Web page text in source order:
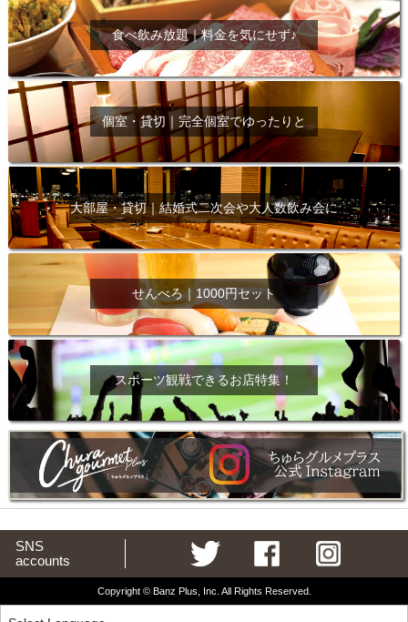
食べ飲み放題｜料金を気にせず♪
個室・貸切｜完全個室でゆったりと
大部屋・貸切｜結婚式二次会や大人数飲み会に
せんべろ｜1000円セット
スポーツ観戦できるお店特集！
SNS
accounts
Copyright © Banz Plus, Inc. All Rights Reserved.